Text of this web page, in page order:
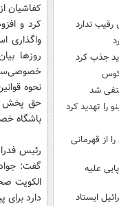
ندارد
شد
را تهدید کرد
از قهرمانی
علیه
ایستاد
کفاشیان
کرد و
واگذاری
روزها
نحوه
حق پخش
باشگاه
رئیس
گفت:
الکویت
دارد